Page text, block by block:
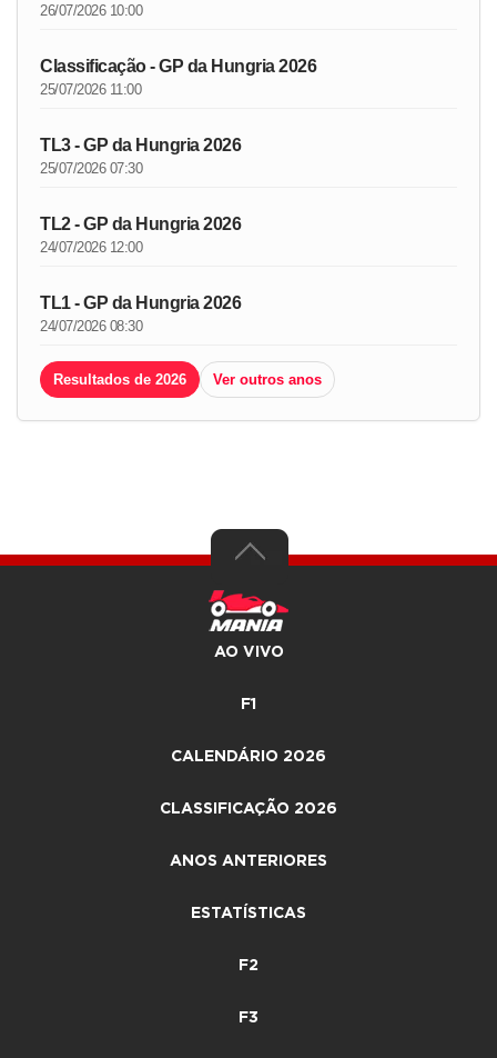
26/07/2026 10:00
Classificação - GP da Hungria 2026
25/07/2026 11:00
TL3 - GP da Hungria 2026
25/07/2026 07:30
TL2 - GP da Hungria 2026
24/07/2026 12:00
TL1 - GP da Hungria 2026
24/07/2026 08:30
Resultados de 2026 Ver outros anos
AO VIVO
F1
CALENDÁRIO 2026
CLASSIFICAÇÃO 2026
ANOS ANTERIORES
ESTATÍSTICAS
F2
F3